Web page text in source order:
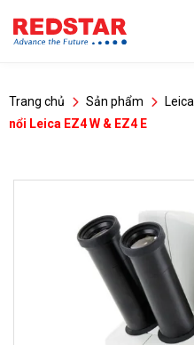
qua
Trang chủ Sản phẩm Leica
nổi Leica EZ4 W & EZ4 E